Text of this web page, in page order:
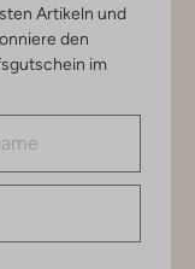
Artikeln und
den
im